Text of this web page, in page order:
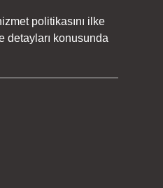
politikasını ilke
detayları konusunda